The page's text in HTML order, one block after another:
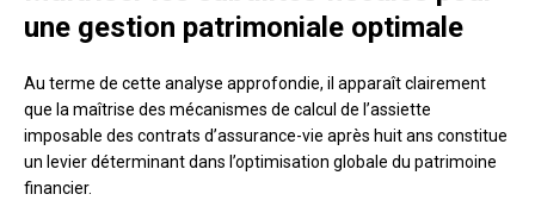
une gestion patrimoniale optimale
Au terme de cette analyse approfondie, il apparaît clairement
que la maîtrise des mécanismes de calcul de l’assiette
imposable des contrats d’assurance-vie après huit ans constitue
un levier déterminant dans l’optimisation globale du patrimoine
financier.